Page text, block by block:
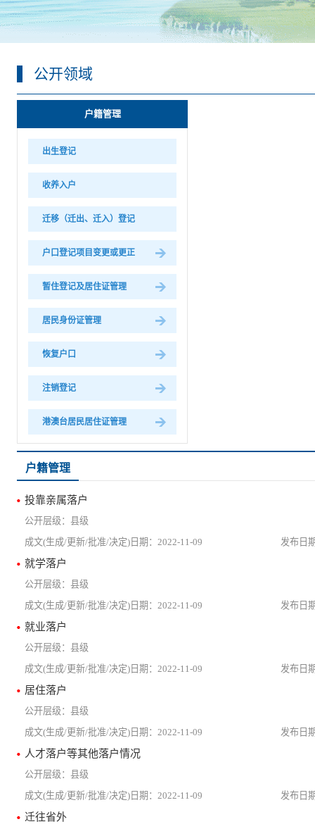
公开领域
户籍管理
出生登记
收养入户
迁移（迁出、迁入）登记
户口登记项目变更或更正
暂住登记及居住证管理
居民身份证管理
恢复户口
注销登记
港澳台居民居住证管理
户籍管理
投靠亲属落户
县级
2022-11-09
就学落户
县级
2022-11-09
就业落户
县级
2022-11-09
居住落户
县级
2022-11-09
人才落户等其他落户情况
县级
2022-11-09
迁往省外